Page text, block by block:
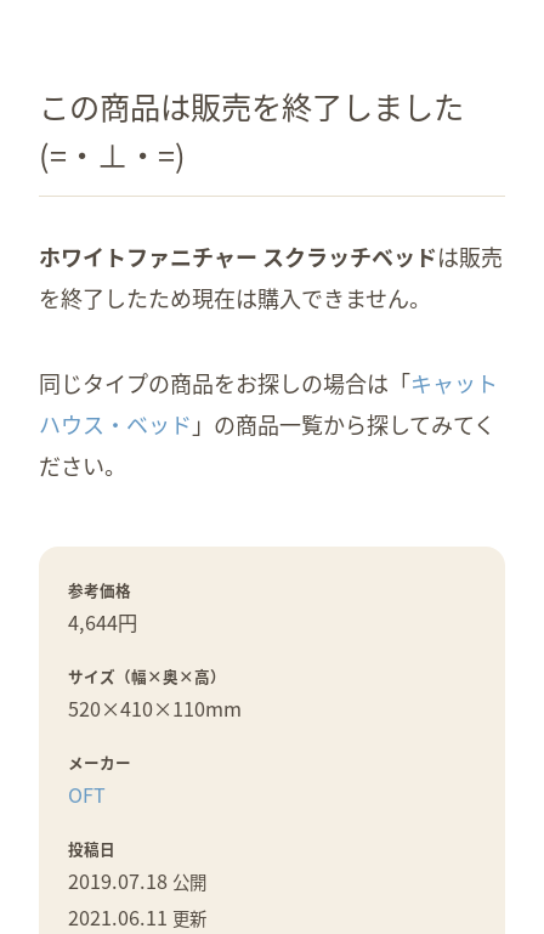
この商品は販売を終了しました
(=・⊥・=)
ホワイトファニチャー スクラッチベッドは販売
を終了したため現在は購入できません。
同じタイプの商品をお探しの場合は「キャット
ハウス・ベッド 」の商品一覧から探してみてく
ださい。
参考価格
4,644円
サイズ（幅×奥×高）
520×410×110mm
メーカー
OFT
投稿日
2019.07.18 公開
2021.06.11 更新